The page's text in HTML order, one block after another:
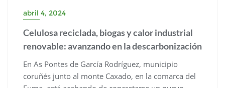
abril 4, 2024
Celulosa reciclada, biogas y calor industrial
renovable: avanzando en la descarbonización
En As Pontes de García Rodríguez, municipio
coruñés junto al monte Caxado, en la comarca del